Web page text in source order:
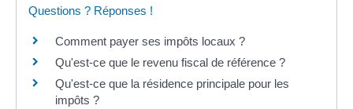
Questions ? Réponses !
Comment payer ses impôts locaux ?
Qu'est-ce que le revenu fiscal de référence ?
Qu'est-ce que la résidence principale pour les
impôts ?